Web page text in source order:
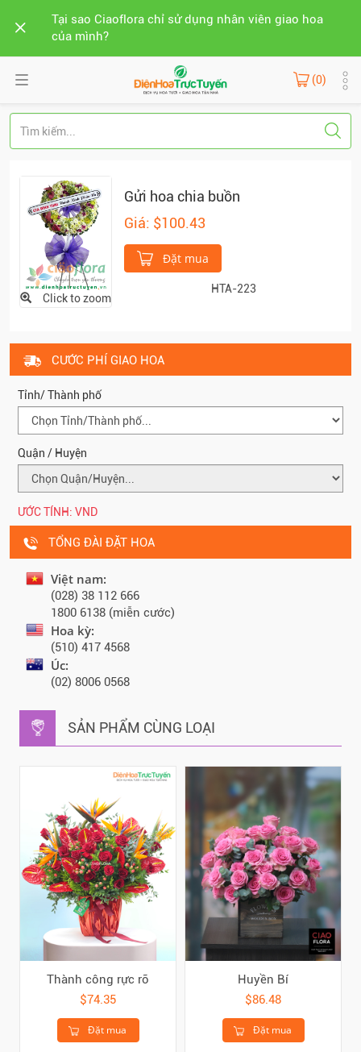
Tại sao Ciaoflora chỉ sử dụng nhân viên giao hoa
của mình?
(0)
Click to zoom
Gửi hoa chia buồn
Giá: $100.43
Đặt mua
HTA-223
CƯỚC PHÍ GIAO HOA
Tỉnh/ Thành phố
Quận / Huyện
ƯỚC TÍNH: VND
TỔNG ĐÀI ĐẶT HOA
Việt nam:
(028) 38 112 666
1800 6138 (miễn cước)
Hoa kỳ:
(510) 417 4568
Úc:
(02) 8006 0568
SẢN PHẨM CÙNG LOẠI
Thành công rực rỡ
$74.35
Đặt mua
Huyền Bí
$86.48
Đặt mua